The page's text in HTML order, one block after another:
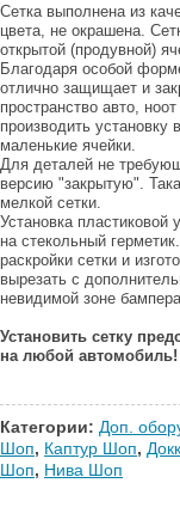
Сетка выполнена из
цвета, не окрашена.
открытой (продувной)
Благодаря особой
отлично защищает и
пространство авто,
производить установку
маленькие ячейки.
Для деталей не
версию "закрытую".
мелкой сетки.
Установка
на стекольный
раскройки сетки и
вырезать с
невидимой зоне
Установить сетку
на любой автомобиль!
Категории: Доп.
Шоп, Каптур Шоп,
Шоп, Нива Шоп